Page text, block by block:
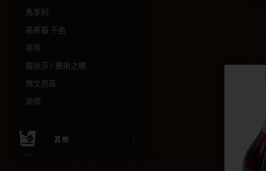
馬爹利
高希霸 干邑
高帝
龐狄莎 / 藝術之橋
雅文邑區
尚佩
其他